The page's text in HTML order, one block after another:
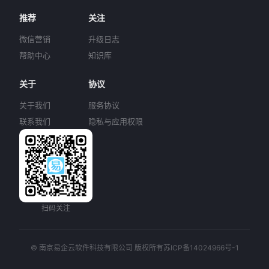
推荐
微信营销
帮助中心
关注
升级日志
知识库
关于
关于我们
联系我们
协议
服务协议
隐私与应用权限
扫码关注
© 南京易企云软件科技有限公司 版权所有苏ICP备14024966号-1